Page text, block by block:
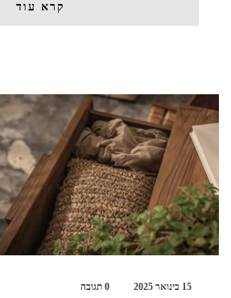
קרא עוד
15 בינואר 2025 0 תגובה